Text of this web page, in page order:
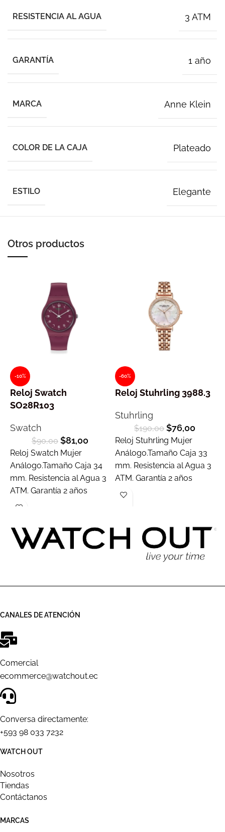
RESISTENCIA AL AGUA 3 ATM
GARANTÍA 1 año
MARCA Anne Klein
COLOR DE LA CAJA Plateado
ESTILO Elegante
Otros productos
-10%
Reloj Swatch
SO28R103
Swatch
$90,00 $81,00
Reloj Swatch Mujer
Análogo.Tamaño Caja 34
mm. Resistencia al Agua 3
ATM. Garantía 2 años
-60%
Reloj Stuhrling 3988.3
Stuhrling
$190,00 $76,00
Reloj Stuhrling Mujer
Análogo.Tamaño Caja 33
mm. Resistencia al Agua 3
ATM. Garantía 2 años
CANALES DE ATENCIÓN
Comercial
ecommerce@watchout.ec
Conversa directamente:
+593 98 033 7232
WATCH OUT
Nosotros
Tiendas
Contáctanos
MARCAS